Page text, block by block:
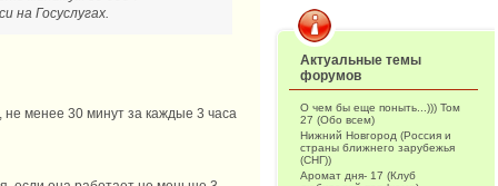
Госуслугах.
не менее 30 минут за каждые 3 часа
Актуальные темы
форумов
О чем бы еще поныть...))) Том
27 (Обо всем)
Нижний Новгород (Россия и
страны ближнего зарубежья
(СНГ))
Аромат дня- 17 (Клуб